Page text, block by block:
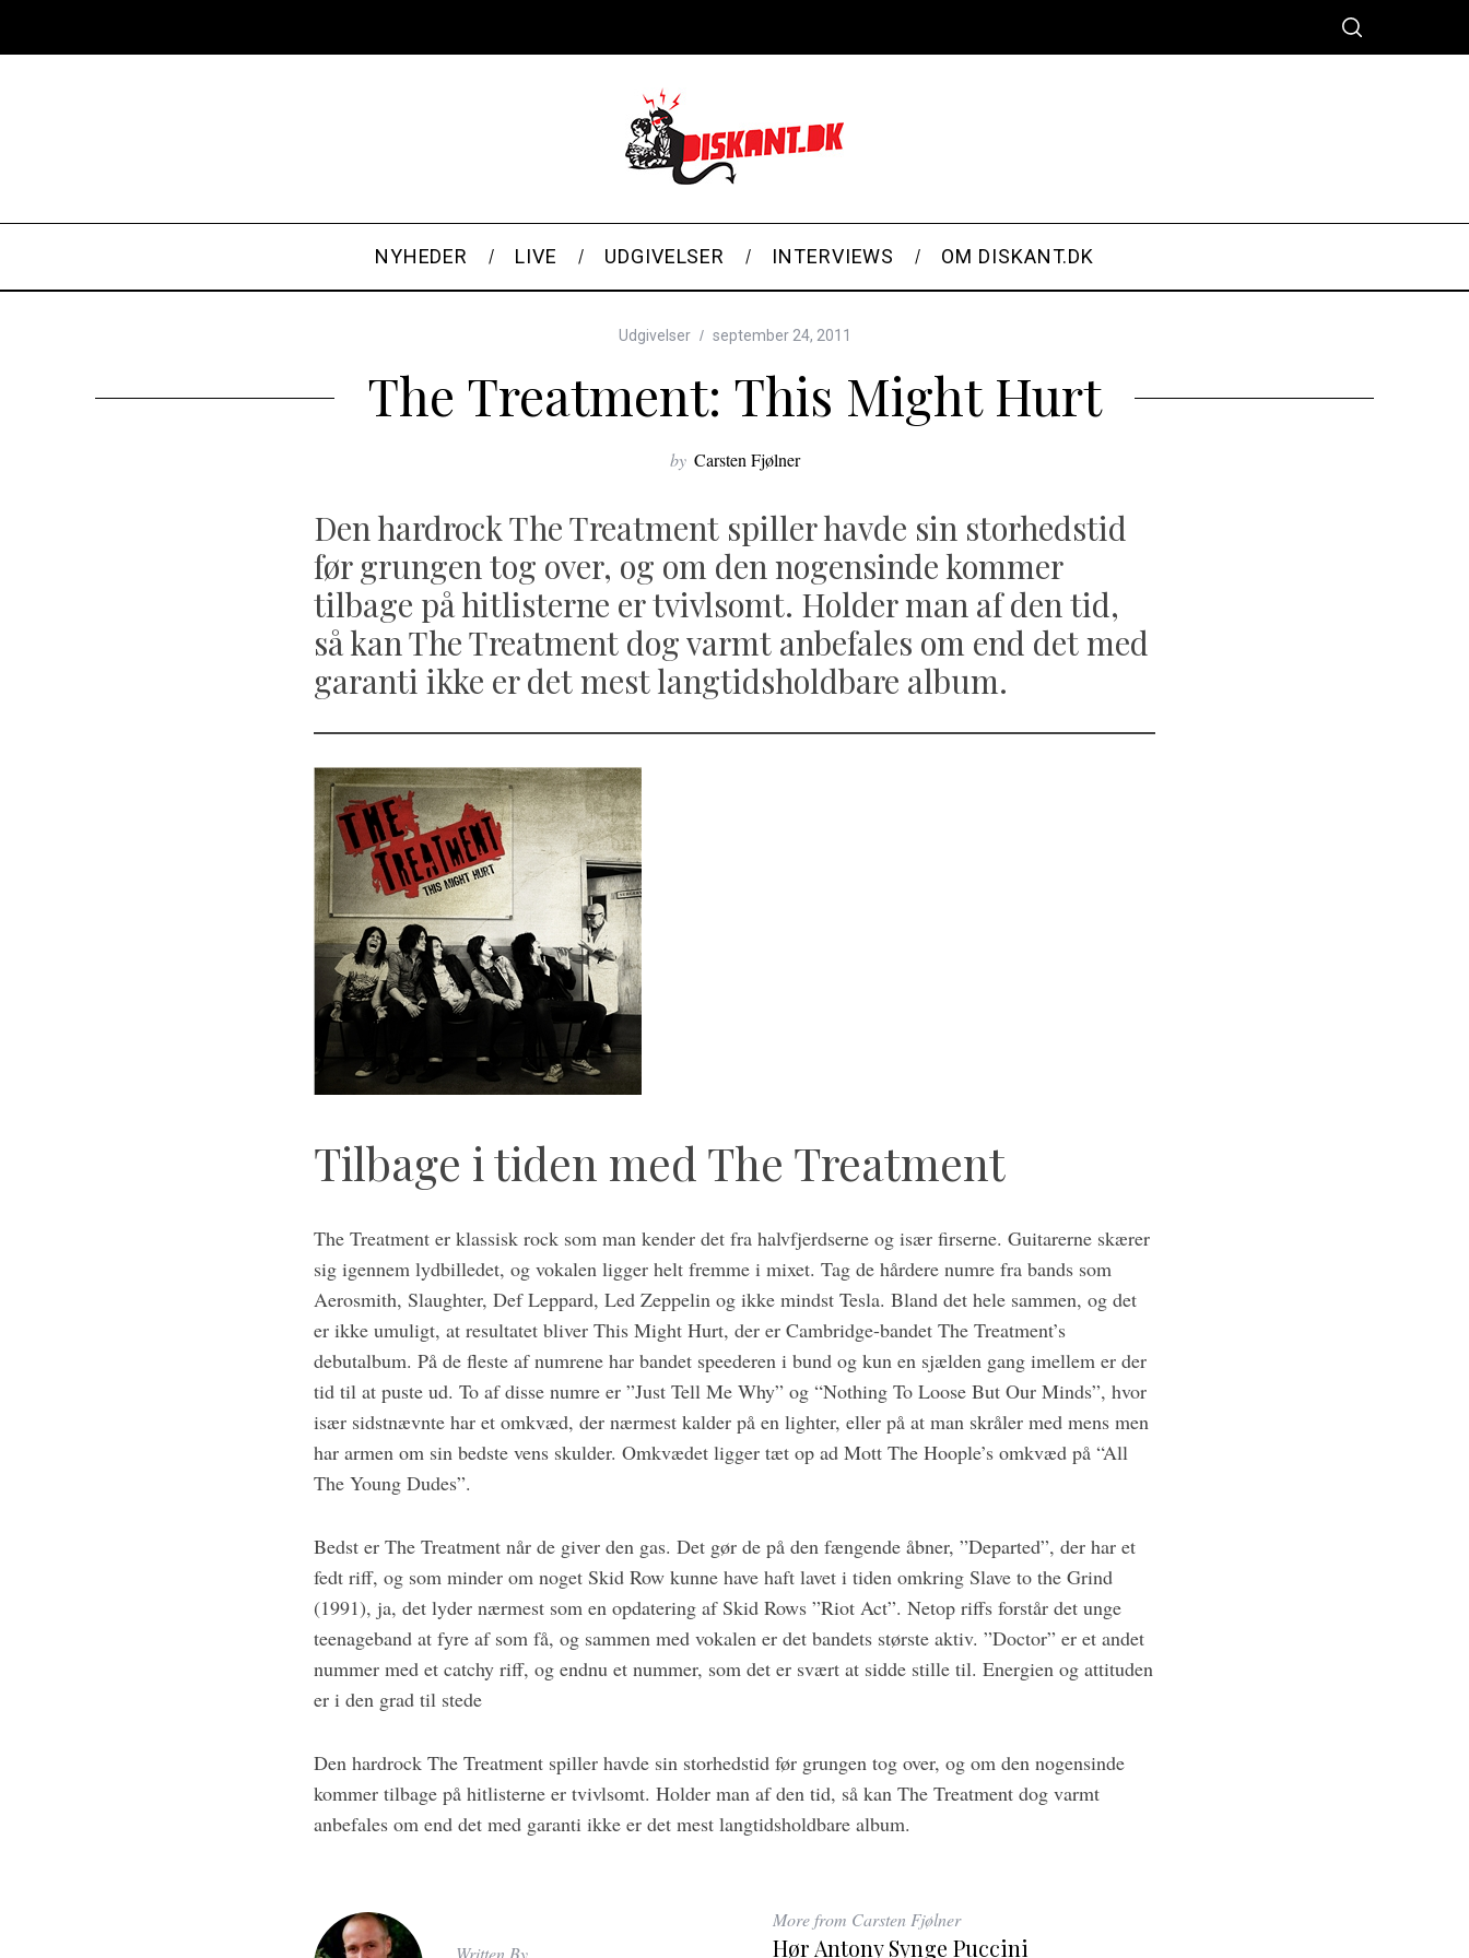
NYHEDER LIVE UDGIVELSER INTERVIEWS OM DISKANT.DK
Udgivelser september 24, 2011
The Treatment: This Might Hurt
by Carsten Fjølner
Den hardrock The Treatment spiller havde sin storhedstid
før grungen tog over, og om den nogensinde kommer
tilbage på hitlisterne er tvivlsomt. Holder man af den tid,
så kan The Treatment dog varmt anbefales om end det med
garanti ikke er det mest langtidsholdbare album.
Tilbage i tiden med The Treatment
The Treatment er klassisk rock som man kender det fra halvfjerdserne og især firserne. Guitarerne skærer
sig igennem lydbilledet, og vokalen ligger helt fremme i mixet. Tag de hårdere numre fra bands som
Aerosmith, Slaughter, Def Leppard, Led Zeppelin og ikke mindst Tesla. Bland det hele sammen, og det
er ikke umuligt, at resultatet bliver This Might Hurt, der er Cambridge-bandet The Treatment’s
debutalbum. På de fleste af numrene har bandet speederen i bund og kun en sjælden gang imellem er der
tid til at puste ud. To af disse numre er ”Just Tell Me Why” og “Nothing To Loose But Our Minds”, hvor
især sidstnævnte har et omkvæd, der nærmest kalder på en lighter, eller på at man skråler med mens men
har armen om sin bedste vens skulder. Omkvædet ligger tæt op ad Mott The Hoople’s omkvæd på “All
The Young Dudes”.
Bedst er The Treatment når de giver den gas. Det gør de på den fængende åbner, ”Departed”, der har et
fedt riff, og som minder om noget Skid Row kunne have haft lavet i tiden omkring Slave to the Grind
(1991), ja, det lyder nærmest som en opdatering af Skid Rows ”Riot Act”. Netop riffs forstår det unge
teenageband at fyre af som få, og sammen med vokalen er det bandets største aktiv. ”Doctor” er et andet
nummer med et catchy riff, og endnu et nummer, som det er svært at sidde stille til. Energien og attituden
er i den grad til stede
Den hardrock The Treatment spiller havde sin storhedstid før grungen tog over, og om den nogensinde
kommer tilbage på hitlisterne er tvivlsomt. Holder man af den tid, så kan The Treatment dog varmt
anbefales om end det med garanti ikke er det mest langtidsholdbare album.
Written By
More from Carsten Fjølner
Hør Antony Synge Puccini